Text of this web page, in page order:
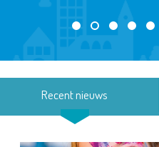
Recent nieuws